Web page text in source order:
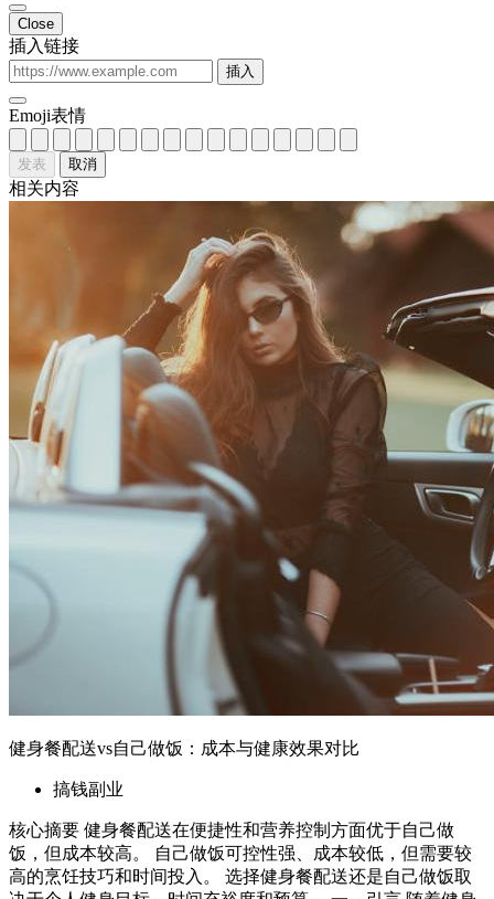
Close
插入链接
插入
Emoji表情
相关内容
健身餐配送vs自己做饭：成本与健康效果对比
搞钱副业
核心摘要 健身餐配送在便捷性和营养控制方面优于自己做